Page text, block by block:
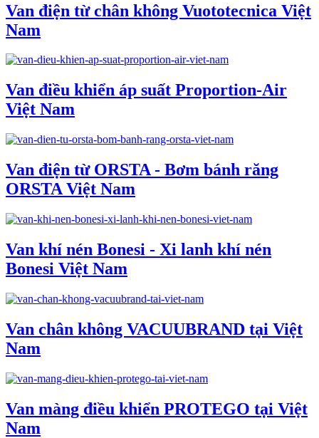
Van điện từ chân không Vuototecnica Việt
Nam
Van điều khiển áp suất Proportion-Air
Việt Nam
Van điện từ ORSTA - Bơm bánh răng
ORSTA Việt Nam
Van khí nén Bonesi - Xi lanh khí nén
Bonesi Việt Nam
Van chân không VACUUBRAND tại Việt
Nam
Van màng điều khiển PROTEGO tại Việt
Nam